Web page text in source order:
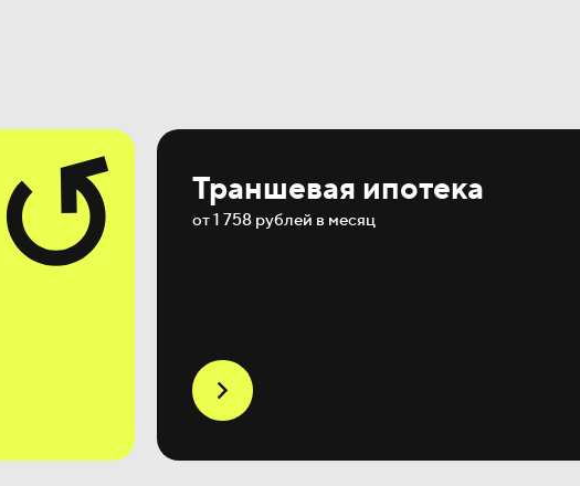
Траншевая ипотека
от 1 758 рублей в месяц